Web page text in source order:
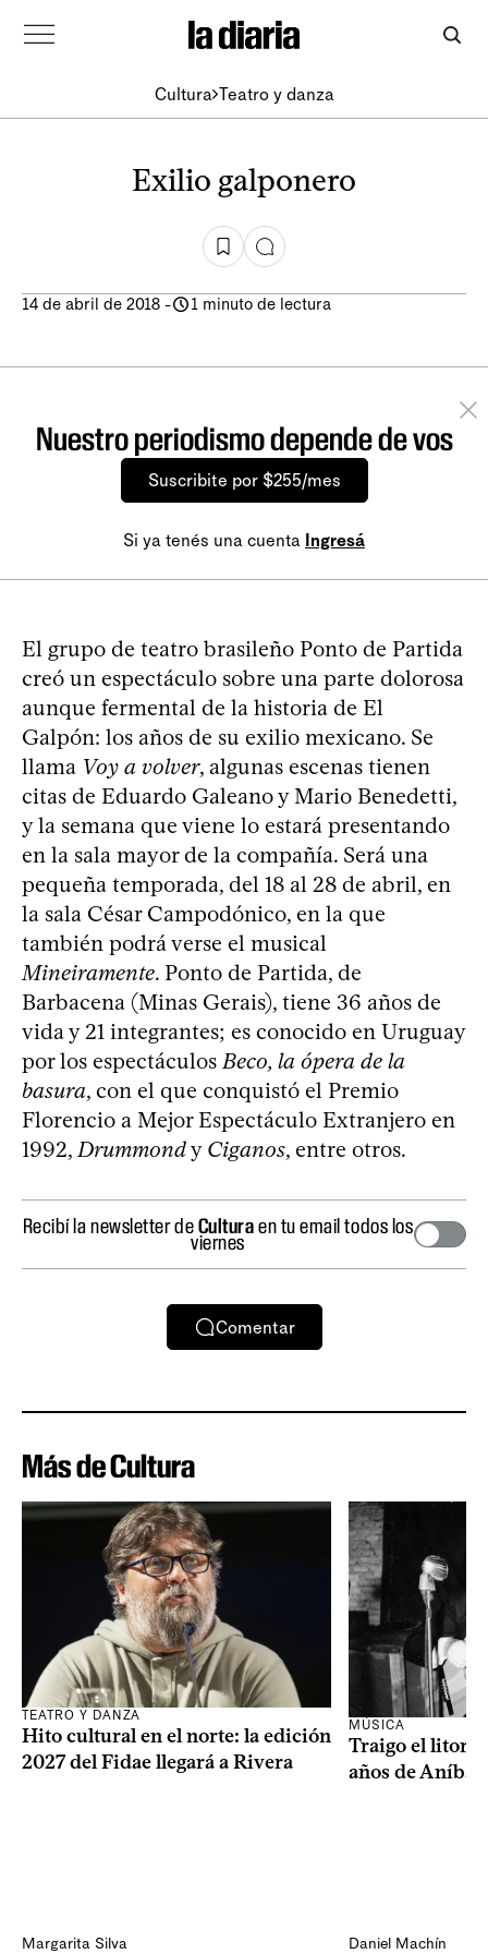
Cultura Teatro y danza
Exilio galponero
14 de abril de 2018 - 1 minuto de lectura
Nuestro periodismo depende de vos
Suscribite por $255/mes
Si ya tenés una cuenta Ingresá
El grupo de teatro brasileño Ponto de Partida
creó un espectáculo sobre una parte dolorosa
aunque fermental de la historia de El
Galpón: los años de su exilio mexicano. Se
llama Voy a volver, algunas escenas tienen
citas de Eduardo Galeano y Mario Benedetti,
y la semana que viene lo estará presentando
en la sala mayor de la compañía. Será una
pequeña temporada, del 18 al 28 de abril, en
la sala César Campodónico, en la que
también podrá verse el musical
Mineiramente. Ponto de Partida, de
Barbacena (Minas Gerais), tiene 36 años de
vida y 21 integrantes; es conocido en Uruguay
por los espectáculosBeco, la ópera de la
basura, con el que conquistó el Premio
Florencio a Mejor Espectáculo Extranjero en
1992,Drummondy Ciganos, entre otros.
Recibí la newsletter deCulturaen tu email todos los
viernes
Comentar
Más de Cultura
TEATRO Y DANZA
Hito cultural en el norte: la edición
2027 del Fidae llegará a Rivera
Margarita Silva
MÚSICA
Traigo el litoral
años de Aníbal
Daniel Machín